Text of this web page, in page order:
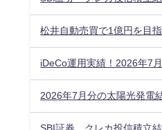
松井自動売買で1億円を目指
iDeCo運用実績！2026年7
2026年7月分の太陽光発電